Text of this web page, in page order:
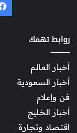
روابط تهمك
أخبار العالم
أخبار السعودية
فن وإعلام
أخبار الخليج
اقتصاد وتجارة